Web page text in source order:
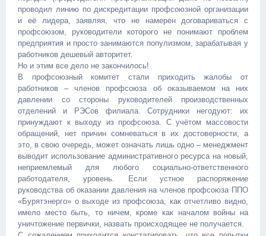
проводил линию по дискредитации профсоюзной организации
и её лидера, заявляя, что не намерен договариваться с
профсоюзом, руководители которого не понимают проблем
предприятия и просто занимаются популизмом, зарабатывая у
работников дешевый авторитет.
Но и этим все дело не закончилось!
В профсоюзный комитет стали приходить жалобы от
работников – членов профсоюза об оказываемом на них
давлении со стороны руководителей производственных
отделений и РЭСов филиала. Сотрудники негодуют: их
принуждают к выходу из профсоюза. С учётом массовости
обращений, нет причин сомневаться в их достоверности, а
это, в свою очередь, может означать лишь одно – менеджмент
выводит использование административного ресурса на новый,
неприемлемый для любого социально-ответственного
работодателя, уровень. Если устное распоряжение
руководства об оказании давления на членов профсоюза ППО
«Бурятэнерго» о выходе из профсоюза, как отчетливо видно,
имело место быть, то ничем, кроме как началом войны на
уничтожение первички, назвать происходящее не получается.